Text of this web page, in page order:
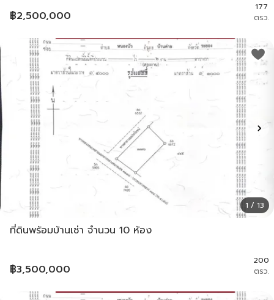
฿2,500,000
177
ตรว.
1 / 13
ที่ดินพร้อมบ้านเช่า จำนวน 10 ห้อง
฿3,500,000
200
ตรว.